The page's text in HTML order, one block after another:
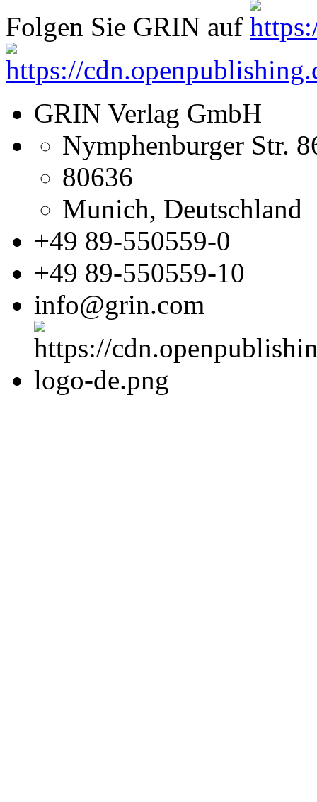
80636
Munich, Deutschland
+49 89-550559-0
+49 89-550559-10
info@grin.com